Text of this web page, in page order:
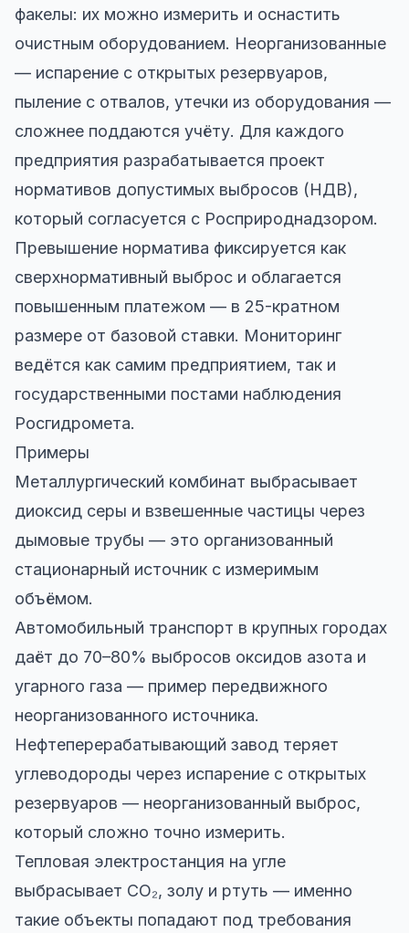
факелы: их можно измерить и оснастить
очистным оборудованием. Неорганизованные
— испарение с открытых резервуаров,
пыление с отвалов, утечки из оборудования —
сложнее поддаются учёту. Для каждого
предприятия разрабатывается проект
нормативов допустимых выбросов (НДВ),
который согласуется с Росприроднадзором.
Превышение норматива фиксируется как
сверхнормативный выброс и облагается
повышенным платежом — в 25-кратном
размере от базовой ставки. Мониторинг
ведётся как самим предприятием, так и
государственными постами наблюдения
Росгидромета.
Примеры
Металлургический комбинат выбрасывает
диоксид серы и взвешенные частицы через
дымовые трубы — это организованный
стационарный источник с измеримым
объёмом.
Автомобильный транспорт в крупных городах
даёт до 70–80% выбросов оксидов азота и
угарного газа — пример передвижного
неорганизованного источника.
Нефтеперерабатывающий завод теряет
углеводороды через испарение с открытых
резервуаров — неорганизованный выброс,
который сложно точно измерить.
Тепловая электростанция на угле
выбрасывает CO₂, золу и ртуть — именно
такие объекты попадают под требования